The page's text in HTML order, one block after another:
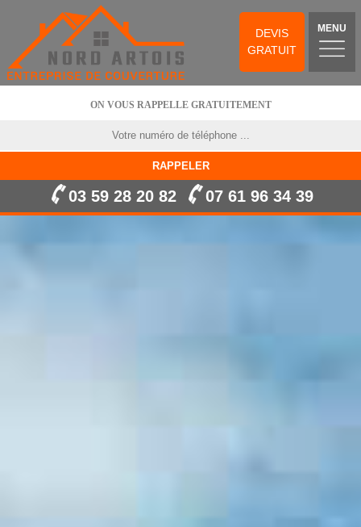
DEVIS
GRATUIT
MENU
ON VOUS RAPPELLE GRATUITEMENT
03 59 28 20 82 07 61 96 34 39